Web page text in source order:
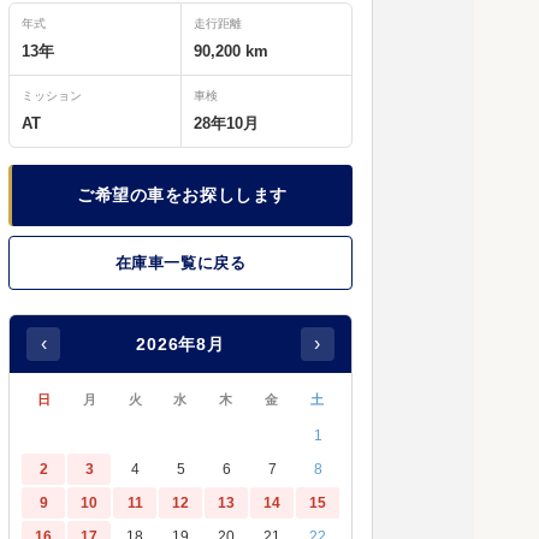
年式
13年
走行距離
90,200 km
ミッション
AT
車検
28年10月
ご希望の車をお探しします
在庫車一覧に戻る
‹ 2026年8月 ›
日 月 火 水 木 金 土
1
2
3 4 5 6 7
8
9
10 11 12 13 14
15